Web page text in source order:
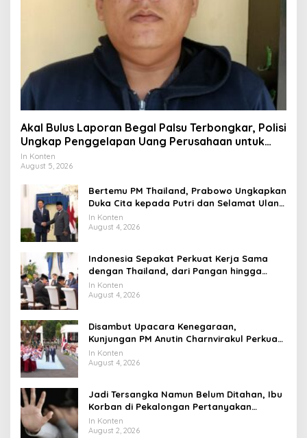
Akal Bulus Laporan Begal Palsu Terbongkar, Polisi
Ungkap Penggelapan Uang Perusahaan untuk
Crypto
In Konten
August 5, 2026
Bertemu PM Thailand, Prabowo Ungkapkan
Duka Cita kepada Putri dan Selamat Ulang
Tahun ke Raja Thailand
In Konten
August 4, 2026
Indonesia Sepakat Perkuat Kerja Sama
dengan Thailand, dari Pangan hingga
Ekonomi Digital
In Konten
August 4, 2026
Disambut Upacara Kenegaraan,
Kunjungan PM Anutin Charnvirakul Perkuat
Hubungan Indonesia-Thailand
In Konten
August 4, 2026
Jadi Tersangka Namun Belum Ditahan, Ibu
Korban di Pekalongan Pertanyakan
Keseriusan Polisi Tangani Kasus Rudapksa
Sampai Anaknya Hamil
In Konten
August 2, 2026